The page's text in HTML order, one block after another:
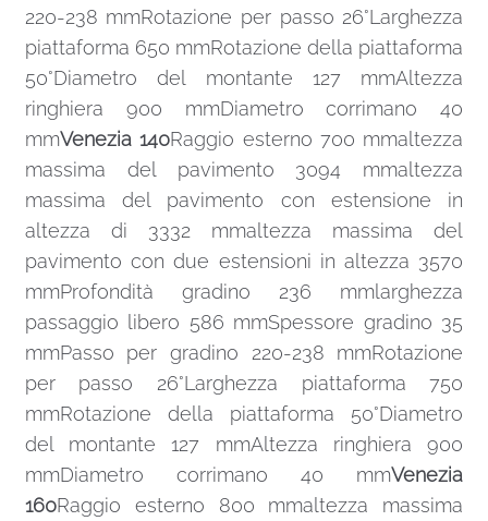
220-238 mmRotazione per passo 26°Larghezza
piattaforma 650 mmRotazione della piattaforma
50°Diametro del montante 127 mmAltezza
ringhiera 900 mmDiametro corrimano 40
mmVenezia 140Raggio esterno 700 mmaltezza
massima del pavimento 3094 mmaltezza
massima del pavimento con estensione in
altezza di 3332 mmaltezza massima del
pavimento con due estensioni in altezza 3570
mmProfondità gradino 236 mmlarghezza
passaggio libero 586 mmSpessore gradino 35
mmPasso per gradino 220-238 mmRotazione
per passo 26°Larghezza piattaforma 750
mmRotazione della piattaforma 50°Diametro
del montante 127 mmAltezza ringhiera 900
mmDiametro corrimano 40 mmVenezia
160Raggio esterno 800 mmaltezza massima